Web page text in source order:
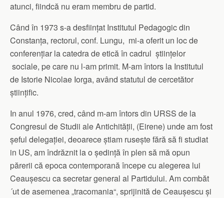
atunci, fiindcă nu eram membru de partid.
Când în 1973 s-a desființat Institutul Pedagogic din
Constanța, rectorul, conf. Lungu, mi-a oferit un loc de
conferențiar la catedra de etică în cadrul științelor
sociale, pe care nu l-am primit. M-am întors la Institutul
de Istorie Nicolae Iorga, având statutul de cercetător
științific.
In anul 1976, cred, când m-am întors din URSS de la
Congresul de Studii ale Antichității, (Eirene) unde am fost
șeful delegației, deoarece știam rusește fără să fi studiat
in US, am îndrăznit la o ședință în plen să mă opun
părerii că epoca contemporană începe cu alegerea lui
Ceaușescu ca secretar general al Partidului. Am combăt
´ut de asemenea „tracomania“, sprijinită de Ceaușescu și